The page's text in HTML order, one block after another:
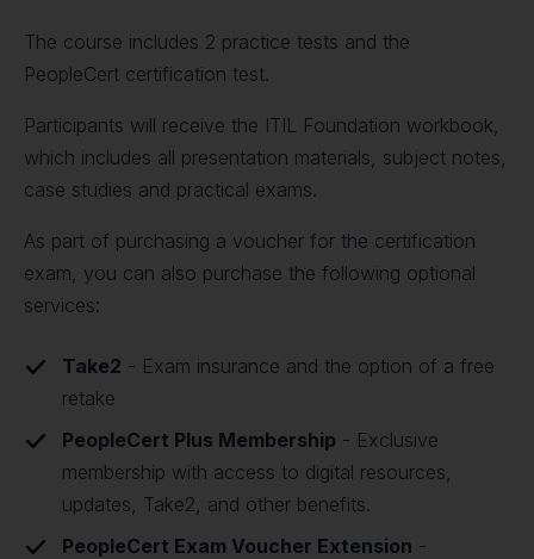
The course includes 2 practice tests and the
PeopleCert certification test.
Participants will receive the ITIL Foundation workbook,
which includes all presentation materials, subject notes,
case studies and practical exams.
As part of purchasing a voucher for the certification
exam, you can also purchase the following optional
services:
Take2 - Exam insurance and the option of a free
retake
PeopleCert Plus Membership - Exclusive
membership with access to digital resources,
updates, Take2, and other benefits.
PeopleCert Exam Voucher Extension -